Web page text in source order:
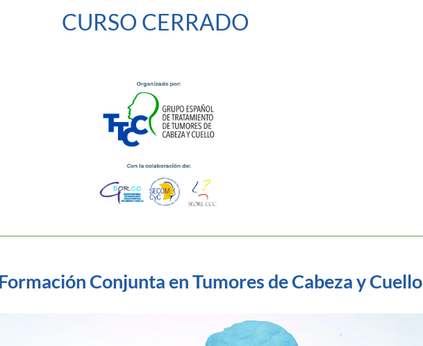
CURSO CERRADO
Conjunta en Tumores de Cabeza y Cuello